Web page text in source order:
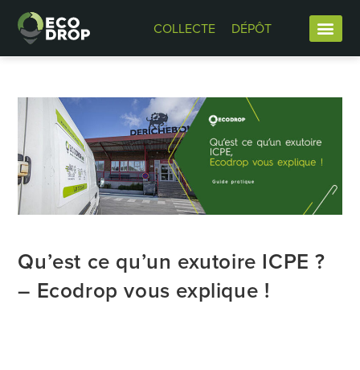
COLLECTE DÉPÔT
Qu’est ce qu’un exutoire ICPE ?
– Ecodrop vous explique !